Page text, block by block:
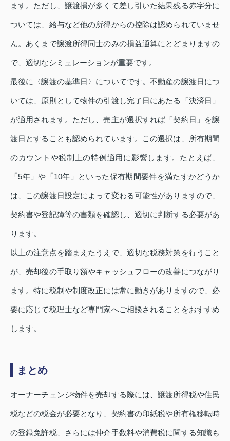
ます。ただし、譲渡損が多くて差し引いた結果残る赤字分に
ついては、給与など他の所得からの控除は認められていませ
ん。あくまで譲渡所得同士のみの損益通算にとどまりますの
で、適切なシミュレーションが重要です。
最後に〈譲渡の基準日〉についてです。不動産の譲渡日につ
いては、原則として物件の引渡し完了日にあたる「決済日」
が適用されます。ただし、売主が選択すれば「契約日」を譲
渡日とすることも認められています。この選択は、所有期間
のカウントや税制上の特例適用に影響します。たとえば、
「5年」や「10年」といった保有期間要件を満たすかどうか
は、この譲渡日設定によって変わる可能性がありますので、
契約書や登記簿等の書類を確認し、適切に判断する必要があ
ります。
以上の注意点を踏まえたうえで、適切な税務対策を行うこと
が、売却後の手取り額やキャッシュフローの改善につながり
ます。特に税制や制度改正には常に動きがありますので、必
要に応じて税理士など専門家へご相談されることをおすすめ
します。
まとめ
オーナーチェンジ物件を売却する際には、譲渡所得税や住民
税などの税金が必要となり、契約書の印紙税や所有権移転時
の登録免許税、さらには仲介手数料や消費税に関する知識も